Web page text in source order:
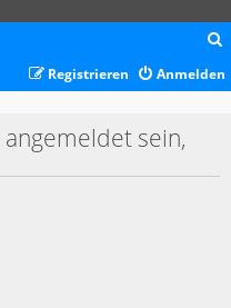
c
Anmelden
Registrieren
sein,